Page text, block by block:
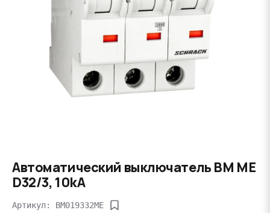
Автоматический выключатель BM ME
D32/3, 10kA
Артикул: BM019332ME